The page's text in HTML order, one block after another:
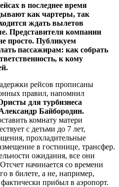
в последнее время
как чартеры, так
ждать вылетов
Представителя компании
просто. Публикуем
пассажирам: как собрать
к кому
рейсов прописаны
правил, напомнил
для турбизнеса
Байбородин.
комнату матери
с детьми до 7 лет,
прохладительные
в гостинице, трансфер.
ожидания, все они
начинается со времени
в билете, а не, например,
прибыл в аэропорт.